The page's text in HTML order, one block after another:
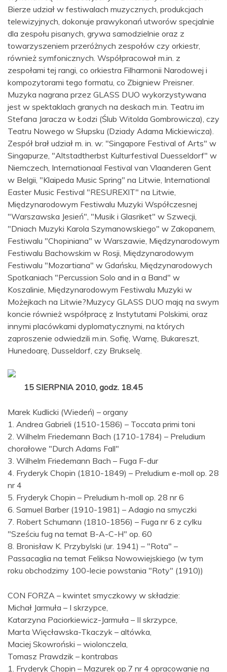
Bierze udział w festiwalach muzycznych, produkcjach
telewizyjnych, dokonuje prawykonań utworów specjalnie
dla zespołu pisanych, grywa samodzielnie oraz z
towarzyszeniem przeróżnych zespołów czy orkiestr,
również symfonicznych. Współpracował m.in. z
zespołami tej rangi, co orkiestra Filharmonii Narodowej i
kompozytorami tego formatu, co Zbigniew Preisner.
Muzyka nagrana przez GLASS DUO wykorzystywana
jest w spektaklach granych na deskach m.in. Teatru im
Stefana Jaracza w Łodzi (Ślub Witolda Gombrowicza), czy
Teatru Nowego w Słupsku (Dziady Adama Mickiewicza).
Zespół brał udział m. in. w: "Singapore Festival of Arts" w
Singapurze, "Altstadtherbst Kulturfestival Duesseldorf" w
Niemczech, Internationaal Festival van Vlaanderen Gent
w Belgii, "Klaipeda Music Spring" na Litwie, International
Easter Music Festival "RESUREXIT" na Litwie,
Międzynarodowym Festiwalu Muzyki Współczesnej
"Warszawska Jesień", "Musik i Glasriket" w Szwecji,
"Dniach Muzyki Karola Szymanowskiego" w Zakopanem,
Festiwalu "Chopiniana" w Warszawie, Międzynarodowym
Festiwalu Bachowskim w Rosji, Międzynarodowym
Festiwalu "Mozartiana" w Gdańsku, Międzynarodowych
Spotkaniach "Percussion Solo and in a Band" w
Koszalinie, Międzynarodowym Festiwalu Muzyki w
Możejkach na Litwie?Muzycy GLASS DUO mają na swym
koncie również współpracę z Instytutami Polskimi, oraz
innymi placówkami dyplomatycznymi, na których
zaproszenie odwiedzili m.in. Sofię, Warnę, Bukareszt,
Hunedoarę, Dusseldorf, czy Brukselę.
15 SIERPNIA 2010, godz. 18.45
Marek Kudlicki (Wiedeń) – organy
1. Andrea Gabrieli (1510-1586) – Toccata primi toni
2. Wilhelm Friedemann Bach (1710-1784) – Preludium
chorałowe "Durch Adams Fall"
3. Wilhelm Friedemann Bach – Fuga F-dur
4. Fryderyk Chopin (1810-1849) – Preludium e-moll op. 28
nr 4
5. Fryderyk Chopin – Preludium h-moll op. 28 nr 6
6. Samuel Barber (1910-1981) – Adagio na smyczki
7. Robert Schumann (1810-1856) – Fuga nr 6 z cylku
"Sześciu fug na temat B-A-C-H" op. 60
8. Bronisław K. Przybylski (ur. 1941) – "Rota" –
Passacaglia na temat Feliksa Nowowiejskiego (w tym
roku obchodzimy 100-lecie powstania "Roty" (1910))
CON FORZA – kwintet smyczkowy w składzie:
Michał Jarmuła – I skrzypce,
Katarzyna Paciorkiewicz-Jarmuła – II skrzypce,
Marta Więcławska-Tkaczyk – altówka,
Maciej Skowroński – wiolonczela,
Tomasz Prawdzik – kontrabas
1. Fryderyk Chopin – Mazurek op.7 nr 4 opracowanie na